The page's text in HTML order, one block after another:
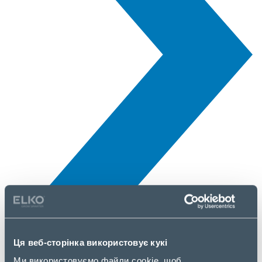
Ця веб-сторінка використовує кукі
Всі новини